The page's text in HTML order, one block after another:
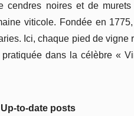
cendres noires et de
viticole. Fondée en
Ici, chaque pied de vigne
dans la célèbre «
Up-to-date posts